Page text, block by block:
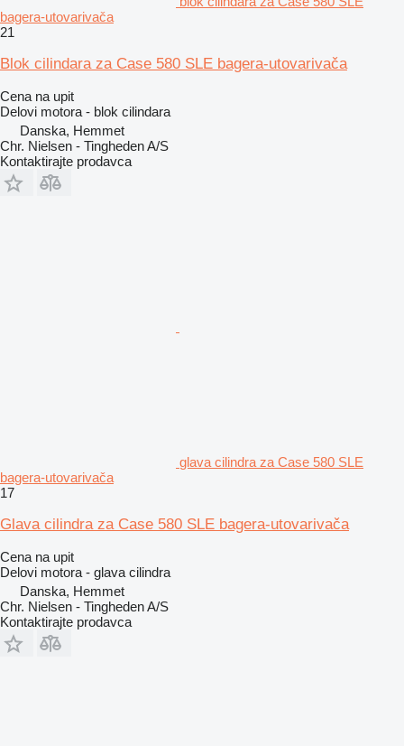
bagerа-utovarivačа
21
Blok cilindara za Case 580 SLE bagera-utovarivača
Cena na upit
Delovi motora - blok cilindara
Danska, Hemmet
Chr. Nielsen - Tingheden A/S
Kontaktirajte prodavca
glava cilindra za Case 580 SLE
bagerа-utovarivačа
17
Glava cilindra za Case 580 SLE bagera-utovarivača
Cena na upit
Delovi motora - glava cilindra
Danska, Hemmet
Chr. Nielsen - Tingheden A/S
Kontaktirajte prodavca